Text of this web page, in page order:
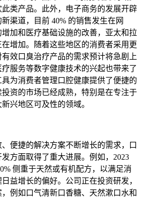
类产品。此外，电子商务的发展开辟
渠道，目前 40% 的销售发生在网
增加和医疗基础设施的改善，亚太和拉
增加。随着这些地区的消费者采用更
效口臭治疗产品的需求预计将急剧上
服务等数字健康技术的兴起也带来了
为消费者管理口腔健康提供了便捷的
资的市场已经成熟，特别是在专注于
兴地区可及性的领域。
便捷的解决方案不断增长的需求，口
方面取得了重大进展。例如，2023
侧重于天然或有机配方，以满足消
益增长的偏好。公司正在投资研发，
例如口气清新口香糖、天然漱口水和